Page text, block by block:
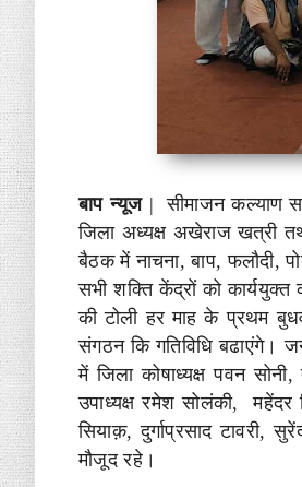
बाप न्यूज|सीमाजन कल्याण
जिला अध्यक्ष अखेराज खत्री
बैठक में नाचना, बाप, फलौदी,
सभी शक्ति केंद्रों को
की टोली हर माह के प्रथम
संगठन कि गतिविधि बढाएंगे।
में जिला कोषाध्यक्ष पवन
उपाध्यक्ष रमेश सोलंकी, महेंदर
सियाक़, दुर्गाप्रसाद टावरी,
मौजूद रहे।